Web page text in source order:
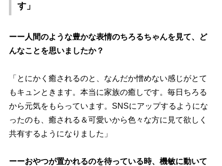
す」
ーー人間のような豊かな表情のちろるちゃんを見て、ど
んなことを思いましたか？
「とにかく癒されるのと、なんだか憎めない感じがとて
もキュンときます。本当に家族の癒しです。毎日ちろる
から元気をもらっています。SNSにアップするようにな
ったのも、癒される＆可愛いから色々な方に見て欲しく
共有するようになりました」
ーーおやつが置かれるのを待っている時、機敏に動いて